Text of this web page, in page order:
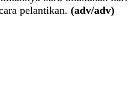
pelantikan. (adv/adv)